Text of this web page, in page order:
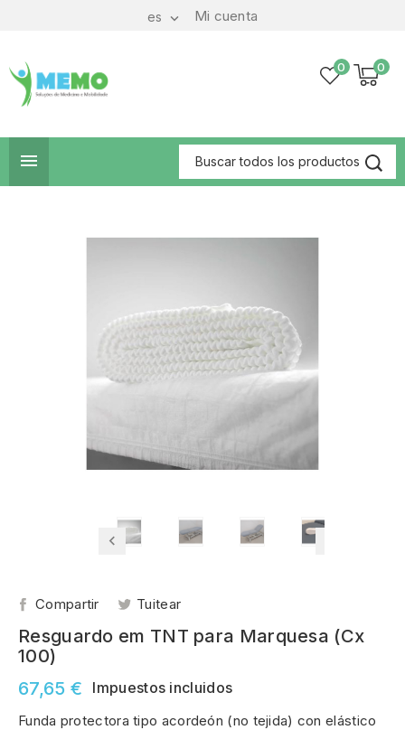
Mi cuenta
es 
0
0

Compartir Tuitear
Resguardo em TNT para Marquesa (Cx
100)
67,65 €
Impuestos incluidos
Funda protectora tipo acordeón (no tejida) con elástico